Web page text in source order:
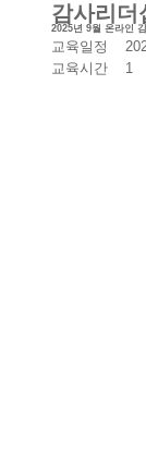
감사리더
2025년 9월 온라인
교육일정
교육시간
1